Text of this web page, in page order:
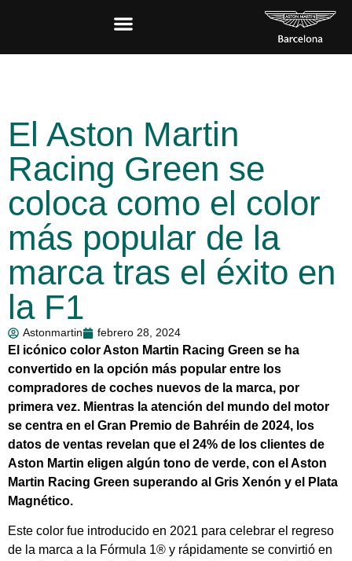
El Aston Martin
Racing Green se
coloca como el color
más popular de la
marca tras el éxito en
la F1
Astonmartin febrero 28, 2024
El icónico color Aston Martin Racing Green se ha
convertido en la opción más popular entre los
compradores de coches nuevos de la marca, por
primera vez. Mientras la atención del mundo del motor
se centra en el Gran Premio de Bahréin de 2024, los
datos de ventas revelan que el 24% de los clientes de
Aston Martin eligen algún tono de verde, con el Aston
Martin Racing Green superando al Gris Xenón y el Plata
Magnético.
Este color fue introducido en 2021 para celebrar el regreso
de la marca a la Fórmula 1® y rápidamente se convirtió en